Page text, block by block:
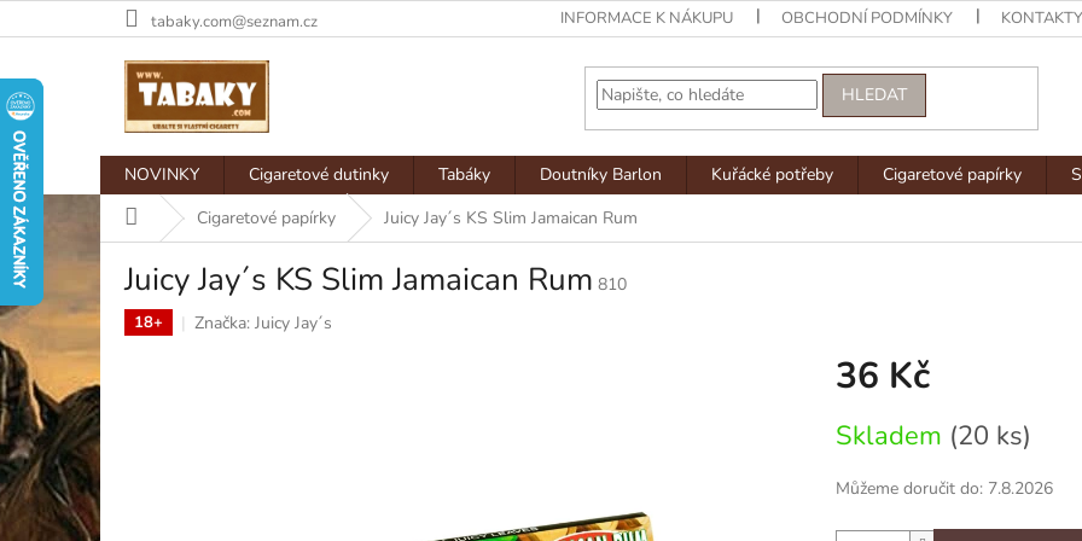
na
tabaky.com@seznam.cz INFORMACE K NÁKUPU OBCHODNÍ PODMÍNKY KONTAKTY
HLEDAT
NOVINKY Cigaretové dutinky Tabáky Doutníky Barlon Kuřácké potřeby Cigaretové papírky
Domů Cigaretové papírky Juicy Jay´s KS Slim Jamaican Rum
Juicy Jay´s KS Slim Jamaican Rum 810
18+ Značka: Juicy Jay´s
36 Kč
cena:
Skladem (20 ks)
Můžeme doručit do: 7.8.2026